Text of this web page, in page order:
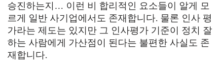
승진하는지… 이런 비 합리적인 요소들이 알게 모
르게 일반 사기업에서도 존재합니다. 물론 인사 평
가라는 제도는 있지만 그 인사평가 기준이 정치 잘
하는 사람에게 가산점이 된다는 불편한 사실도 존
재합니다.